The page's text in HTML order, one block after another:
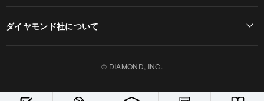
書籍オンライン
ダイヤモンド社について
採用情報
© DIAMOND, INC.